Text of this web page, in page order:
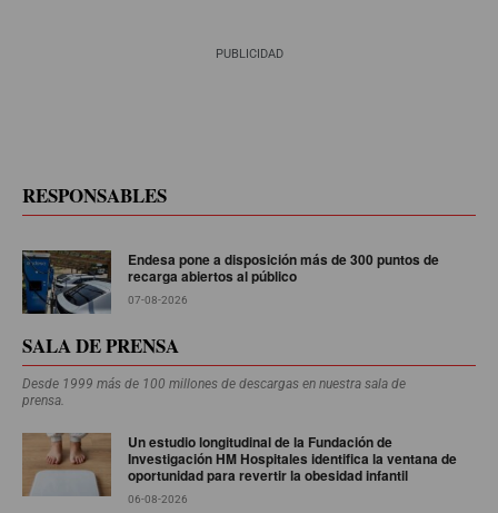
PUBLICIDAD
RESPONSABLES
Endesa pone a disposición más de 300 puntos de
recarga abiertos al público
07-08-2026
SALA DE PRENSA
Desde 1999 más de 100 millones de descargas en nuestra sala de
prensa.
Un estudio longitudinal de la Fundación de
Investigación HM Hospitales identifica la ventana de
oportunidad para revertir la obesidad infantil
06-08-2026